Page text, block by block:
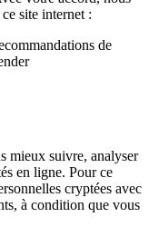
site internet :
de
mieux suivre, analyser
en ligne. Pour ce
cryptées avec
à condition que vous